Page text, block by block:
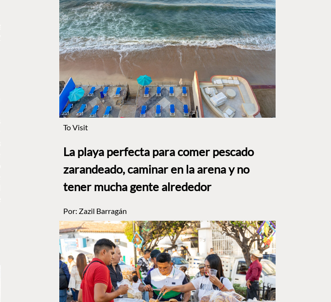
To Visit
La playa perfecta para comer pescado
zarandeado, caminar en la arena y no
tener mucha gente alrededor
Por: Zazil Barragán